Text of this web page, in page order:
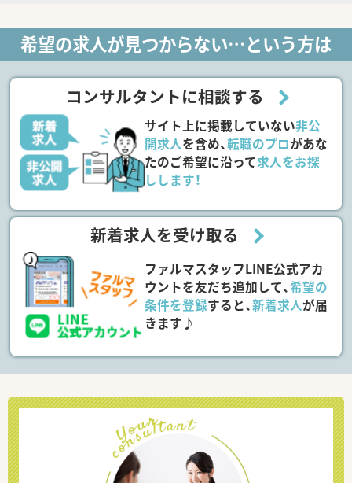
希望の求人が見つからない…という方は
コンサルタントに相談する
サイト上に掲載していない非公
開求人を含め、転職のプロがあな
たのご希望に沿って求人をお探
しします！
新着求人を受け取る
ファルマスタッフLINE公式アカ
ウントを友だち追加して、希望の
条件を登録すると、新着求人が届
きます♪